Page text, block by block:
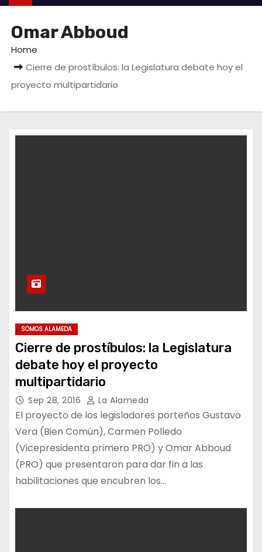
Omar Abboud
Home
Cierre de prostíbulos: la Legislatura debate hoy el
proyecto multipartidario
SOMOS ALAMEDA
Cierre de prostíbulos: la Legislatura
debate hoy el proyecto
multipartidario
Sep 28, 2016 La Alameda
El proyecto de los legisladores porteños Gustavo
Vera (Bien Común), Carmen Polledo
(Vicepresidenta primero PRO) y Omar Abboud
(PRO) que presentaron para dar fin a las
habilitaciones que encubren los…